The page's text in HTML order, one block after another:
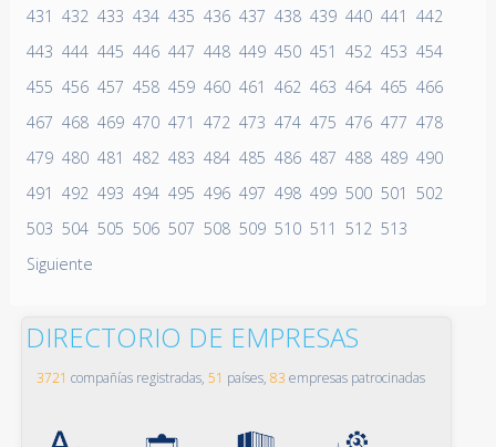
431 432 433 434 435 436 437 438 439 440 441 442
443 444 445 446 447 448 449 450 451 452 453 454
455 456 457 458 459 460 461 462 463 464 465 466
467 468 469 470 471 472 473 474 475 476 477 478
479 480 481 482 483 484 485 486 487 488 489 490
491 492 493 494 495 496 497 498 499 500 501 502
503 504 505 506 507 508 509 510 511 512 513
Siguiente
DIRECTORIO DE EMPRESAS
3721 compañías registradas, 51 países, 83 empresas patrocinadas